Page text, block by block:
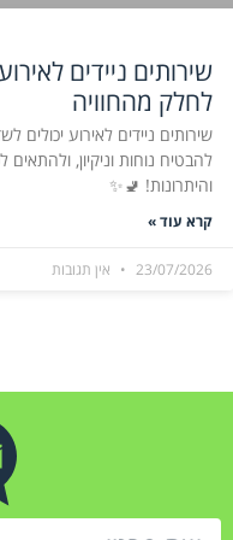
שירותים ניידים
לחלק מהחוויה
שירותים ניידים לאירוע
להבטיח נוחות וניקיון, ולהתאים
והיתרונות! 🚽✨
קרא עוד »
23/07/2026 אין תגובות